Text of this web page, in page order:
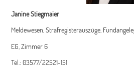
Janine Stiegmaier
Meldewesen, Strafregisterauszüge,
EG, Zimmer 6
Tel.: 03577/22521-151